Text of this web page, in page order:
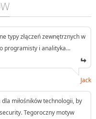
typy złączeń zewnętrznych w
programisty i analityka…
Jack
miłośników technologii, by
Tegoroczny motyw